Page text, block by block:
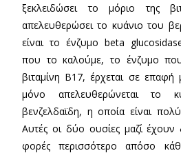
ξεκλειδώσει το μόριο της
απελευθερώσει το κυάνιο του
είναι το ένζυμο beta
που το καλούμε, το ένζυμο
βιταμίνη Β17, έρχεται σε επαφή
μόνο απελευθερώνεται το
βενζελδαϊδη, η οποία είναι
Αυτές οι δύο ουσίες μαζί έχουν
φορές περισσότερο απ΄όσο